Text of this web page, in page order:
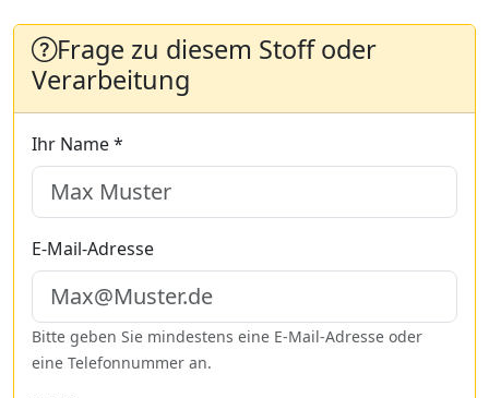
Frage zu diesem Stoff oder
Verarbeitung
Ihr Name *
E-Mail-Adresse
Bitte geben Sie mindestens eine E-Mail-Adresse oder
eine Telefonnummer an.